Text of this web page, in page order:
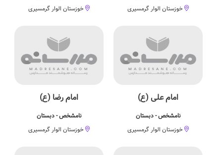
خوزستان الوار گرمسیری
خوزستان الوار گرمسیری
امام علی (ع)
نامشخص - دبستان
خوزستان الوار گرمسیری
امام رضا (ع)
نامشخص - دبستان
خوزستان الوار گرمسیری